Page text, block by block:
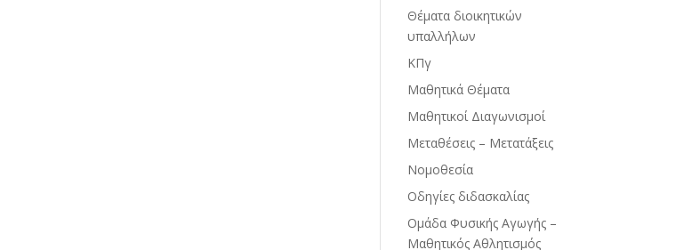
Θέματα διοικητικών
υπαλλήλων
ΚΠγ
Μαθητικά Θέματα
Μαθητικοί Διαγωνισμοί
Μεταθέσεις – Μετατάξεις
Νομοθεσία
Οδηγίες διδασκαλίας
Ομάδα Φυσικής Αγωγής –
Μαθητικός Αθλητισμός